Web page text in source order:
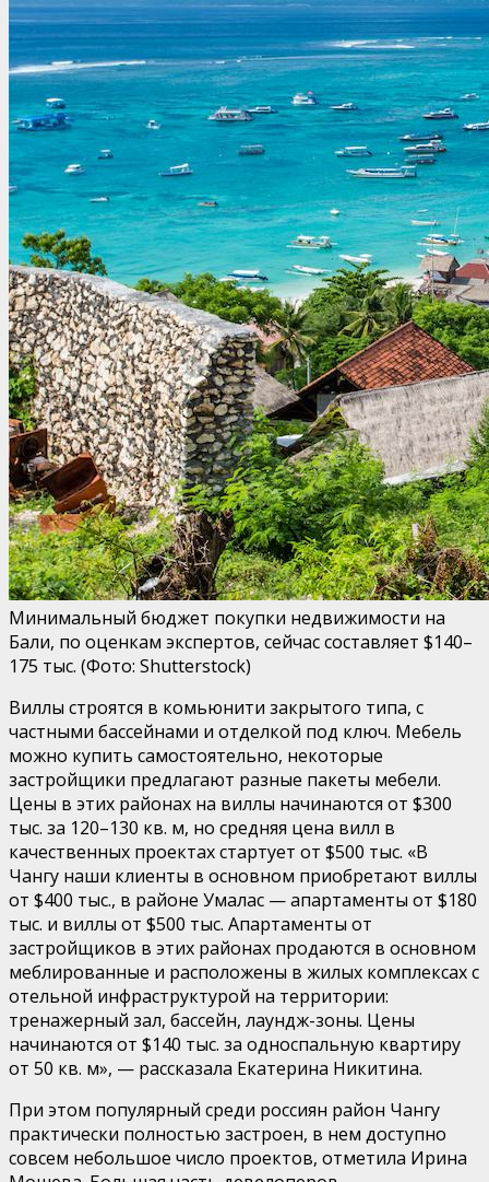
Минимальный бюджет покупки недвижимости на
Бали, по оценкам экспертов, сейчас составляет $140–
175 тыс. (Фото: Shutterstock)
Виллы строятся в комьюнити закрытого типа, с
частными бассейнами и отделкой под ключ. Мебель
можно купить самостоятельно, некоторые
застройщики предлагают разные пакеты мебели.
Цены в этих районах на виллы начинаются от $300
тыс. за 120–130 кв. м, но средняя цена вилл в
качественных проектах стартует от $500 тыс. «В
Чангу наши клиенты в основном приобретают виллы
от $400 тыс., в районе Умалас — апартаменты от $180
тыс. и виллы от $500 тыс. Апартаменты от
застройщиков в этих районах продаются в основном
меблированные и расположены в жилых комплексах с
отельной инфраструктурой на территории:
тренажерный зал, бассейн, лаундж-зоны. Цены
начинаются от $140 тыс. за односпальную квартиру
от 50 кв. м», — рассказала Екатерина Никитина.
При этом популярный среди россиян район Чангу
практически полностью застроен, в нем доступно
совсем небольшое число проектов, отметила Ирина